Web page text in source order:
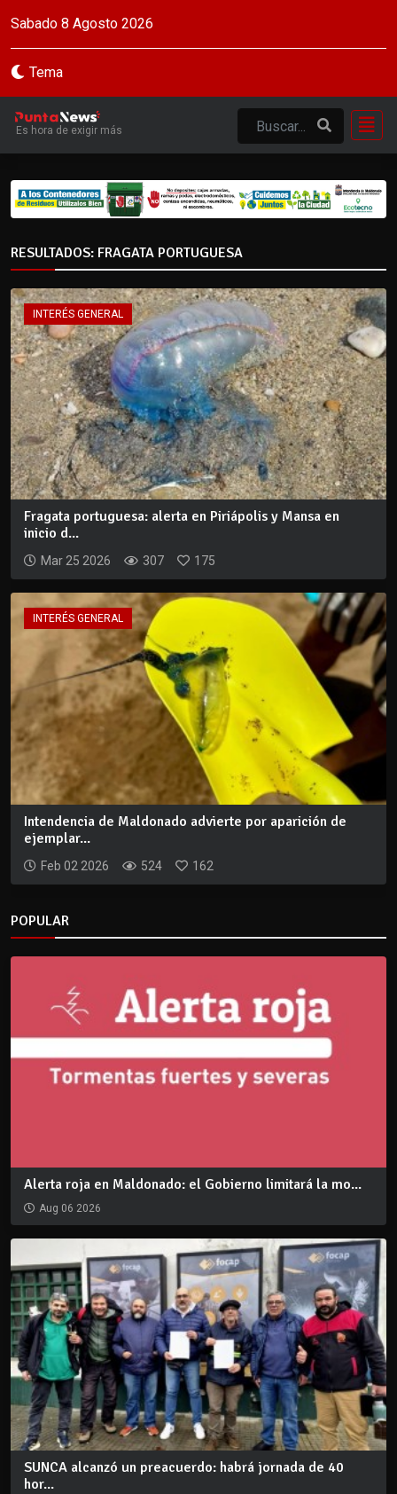
Sabado 8 Agosto 2026
Tema
Es hora de exigir más
RESULTADOS: FRAGATA PORTUGUESA
INTERÉS GENERAL
Fragata portuguesa: alerta en Piriápolis y Mansa en
inicio d...
Mar 25 2026 307 175
INTERÉS GENERAL
Intendencia de Maldonado advierte por aparición de
ejemplar...
Feb 02 2026 524 162
POPULAR
Alerta roja en Maldonado: el Gobierno limitará la mo...
Aug 06 2026
SUNCA alcanzó un preacuerdo: habrá jornada de 40
hor...